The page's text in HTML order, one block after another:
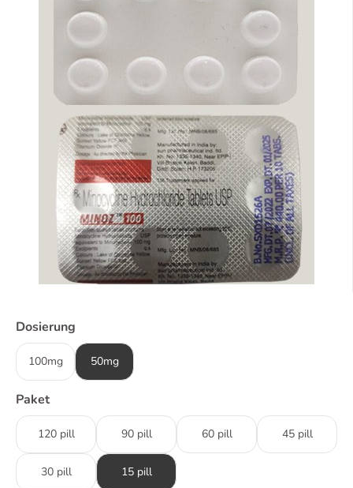
Dosierung
100mg 50mg
Paket
120 pill 90 pill 60 pill 45 pill
30 pill 15 pill